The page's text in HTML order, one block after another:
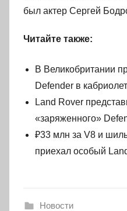
был актер Сергей
Читайте также:
В Великобритании
Defender в
Land Rover
«заряженного»
₽33 млн за V8 и
приехал особый
Новости